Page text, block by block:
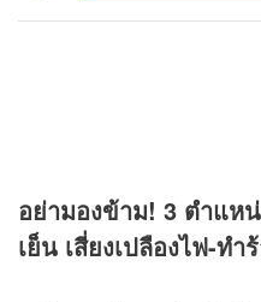
อย่ามองข้าม! 3 ตำแห
เย็น เสี่ยงเปลืองไฟ-ท